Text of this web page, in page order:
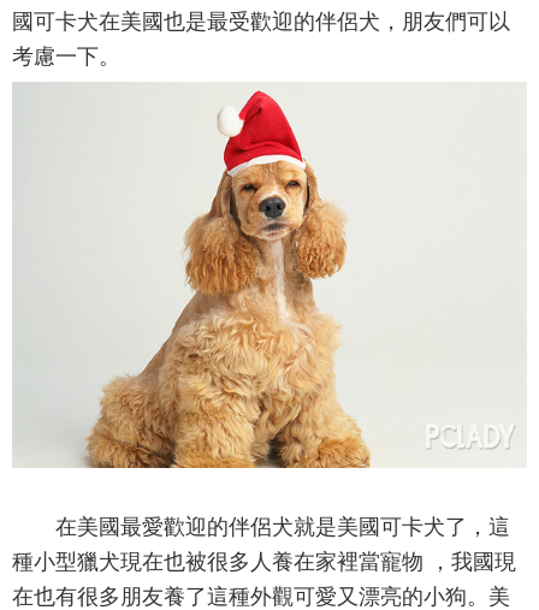
國可卡犬在美國也是最受歡迎的伴侶犬，朋友們可以
考慮一下。
在美國最愛歡迎的伴侶犬就是美國可卡犬了，這
種小型獵犬現在也被很多人養在家裡當寵物 ，我國現
在也有很多朋友養了這種外觀可愛又漂亮的小狗。美